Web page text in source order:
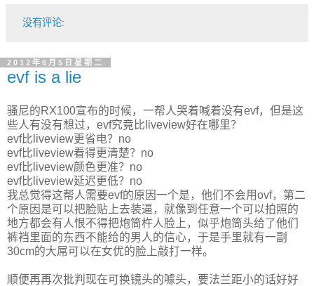
没有评论:
2012年6月5日星期二
evf is a lie
骚尼的RX100宣布的时候，一帮人哭着喊着没有evf，但是这
些人有没有想过，evf究竟比liveview好在哪里？
evf比liveview更省电？no
evf比liveview看得更清楚？no
evf比liveview颜色更准？no
evf比liveview延迟更低？no
我总觉得这帮人需要evf的原因一个是，他们不会用ovf，第二
个原因是可以把脸贴上去装逼，就像到任意一个可以拍照的
地方都会有人恨不得把炮筒杵人脸上，似乎炮筒头给了他们
裤裆里面的东西不能给的男人的信心，于是手里就有一副
30cm的大屌可以在女优的脸上敲打一样。
顺便再再次批判现在可换镜头的噱头，要法兰距小的话好好